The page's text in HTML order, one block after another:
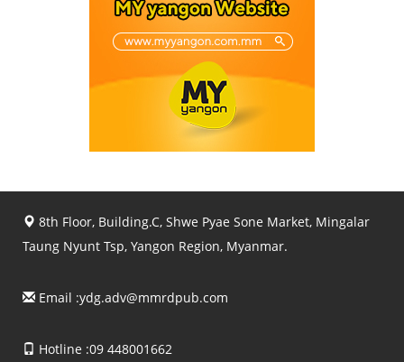
8th Floor, Building.C, Shwe Pyae Sone Market, Mingalar
Taung Nyunt Tsp, Yangon Region, Myanmar.
Email :ydg.adv@mmrdpub.com
Hotline :09 448001662